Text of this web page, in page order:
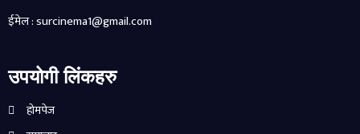
ईमेल : surcinema1@gmail.com
उपयोगी लिंकहरु
होमपेज